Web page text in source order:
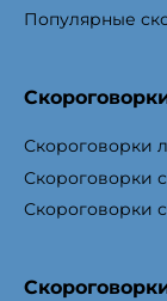
Популярные
Скороговорки
Скороговорки
Скороговорки